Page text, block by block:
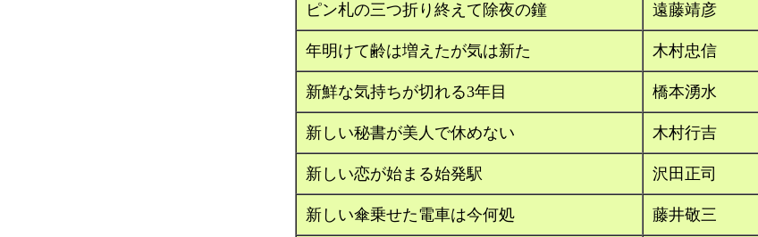
ピン札の三つ折り終えて除夜の鐘 遠藤靖彦
年明けて齢は増えたが気は新た 木村忠信
新鮮な気持ちが切れる3年目 橋本湧水
新しい秘書が美人で休めない 木村行吉
新しい恋が始まる始発駅 沢田正司
新しい傘乗せた電車は今何処 藤井敬三